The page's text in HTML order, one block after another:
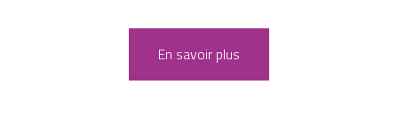
En savoir plus